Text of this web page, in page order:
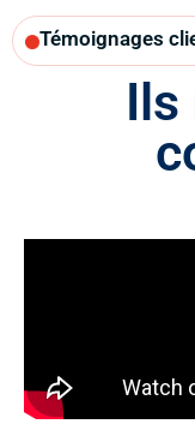
Témoignages
Ils